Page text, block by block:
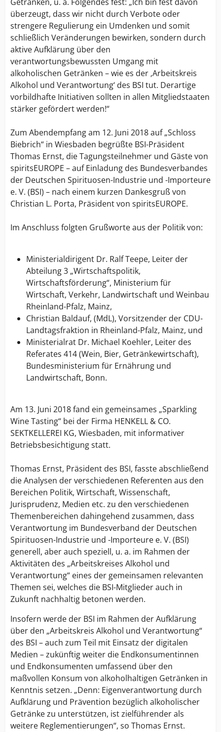
überzeugt, dass wir nicht durch Verbote oder
strengere Regulierung ein Umdenken und somit
schließlich Veränderungen bewirken, sondern durch
aktive Aufklärung über den
verantwortungsbewussten Umgang mit
alkoholischen Getränken – wie es der ‚Arbeitskreis
Alkohol und Verantwortung‘ des BSI tut. Derartige
vorbildhafte Initiativen sollten in allen Mitgliedstaaten
stärker gefördert werden!“
Zum Abendempfang am 12. Juni 2018 auf „Schloss
Biebrich“ in Wiesbaden begrüßte BSI-Präsident
Thomas Ernst, die Tagungsteilnehmer und Gäste von
spiritsEUROPE – auf Einladung des Bundesverbandes
der Deutschen Spirituosen-Industrie und -Importeure
e. V. (BSI) – nach einem kurzen Dankesgruß von
Christian L. Porta, Präsident von spiritsEUROPE.
Im Anschluss folgten Grußworte aus der Politik von:
Ministerialdirigent Dr. Ralf Teepe, Leiter der
Abteilung 3 „Wirtschaftspolitik,
Wirtschaftsförderung“, Ministerium für
Wirtschaft, Verkehr, Landwirtschaft und Weinbau
Rheinland-Pfalz, Mainz,
Christian Baldauf, (MdL), Vorsitzender der CDU-
Landtagsfraktion in Rheinland-Pfalz, Mainz, und
Ministerialrat Dr. Michael Koehler, Leiter des
Referates 414 (Wein, Bier, Getränkewirtschaft),
Bundesministerium für Ernährung und
Landwirtschaft, Bonn.
Am 13. Juni 2018 fand ein gemeinsames „Sparkling
Wine Tasting“ bei der Firma HENKELL & CO.
SEKTKELLEREI KG, Wiesbaden, mit informativer
Betriebsbesichtigung statt.
Thomas Ernst, Präsident des BSI, fasste abschließend
die Analysen der verschiedenen Referenten aus den
Bereichen Politik, Wirtschaft, Wissenschaft,
Jurisprudenz, Medien etc. zu den verschiedenen
Themenbereichen dahingehend zusammen, dass
Verantwortung im Bundesverband der Deutschen
Spirituosen-Industrie und -Importeure e. V. (BSI)
generell, aber auch speziell, u. a. im Rahmen der
Aktivitäten des „Arbeitskreises Alkohol und
Verantwortung“ eines der gemeinsamen relevanten
Themen sei, welches die BSI-Mitglieder auch in
Zukunft nachhaltig betonen werden.
Insofern werde der BSI im Rahmen der Aufklärung
über den „Arbeitskreis Alkohol und Verantwortung“
des BSI – auch zum Teil mit Einsatz der digitalen
Medien – zukünftig weiter die Endkonsumentinnen
und Endkonsumenten umfassend über den
maßvollen Konsum von alkoholhaltigen Getränken in
Kenntnis setzen. „Denn: Eigenverantwortung durch
Aufklärung und Prävention bezüglich alkoholischer
Getränke zu unterstützen, ist zielführender als
weitere Reglementierungen“, so Thomas Ernst.